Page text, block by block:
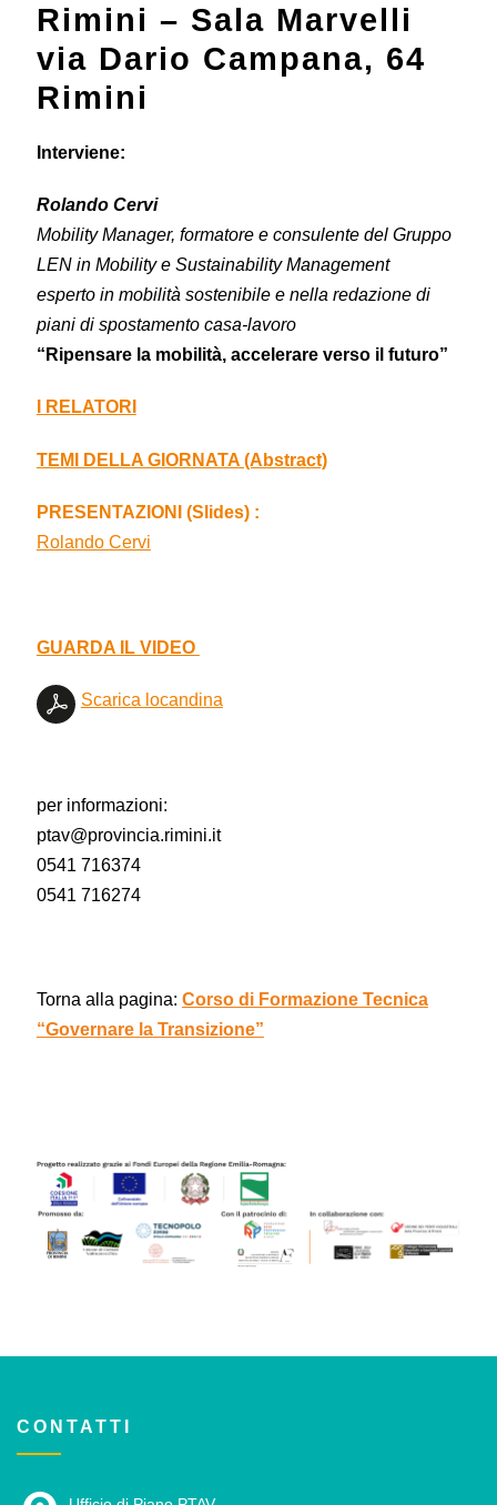
Rimini – Sala Marvelli
via Dario Campana, 64
Rimini
Interviene:
Rolando Cervi
Mobility Manager, formatore e consulente del Gruppo
LEN in Mobility e Sustainability Management
esperto in mobilità sostenibile e nella redazione di
piani di spostamento casa-lavoro
“Ripensare la mobilità, accelerare verso il futuro”
I RELATORI
TEMI DELLA GIORNATA (Abstract)
PRESENTAZIONI (Slides) :
Rolando Cervi
GUARDA IL VIDEO
Scarica locandina
per informazioni:
ptav@provincia.rimini.it
0541 716374
0541 716274
Torna alla pagina: Corso di Formazione Tecnica
“Governare la Transizione”
CONTATTI